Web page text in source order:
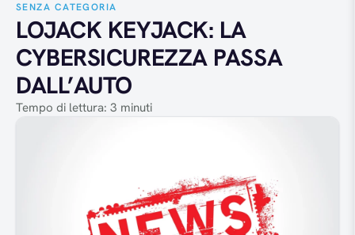
SENZA CATEGORIA
LOJACK KEYJACK: LA
CYBERSICUREZZA PASSA
DALL’AUTO
Tempo di lettura: 3 minuti